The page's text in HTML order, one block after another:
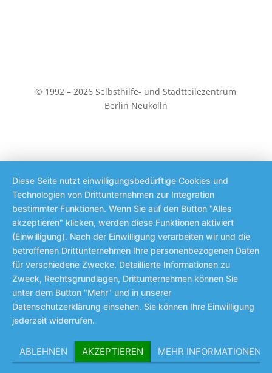
© 1992 – 2026 Selbsthilfe- und Stadtteilezentrum
Berlin Neukölln
Diese Seite nutzt einwilligungsbedürftige Cookies und
Technologien von Drittunternehmen zur Integration
bestimmter Funktionen. Wenn Sie auf den Button "Alles
akzeptieren" klicken, werden diese Funktionen aktiviert
(Einwilligung). Nach der Einwilligung verarbeiten wir und die
betroffenen Drittunternehmen Ihre personenbezogenen Daten
für verschiedene Zwecke. Detaillierte Informationen zu
Zweck, Rechtsgrundlagen, Drittunternehmen können Sie
unter dem Button "Mehr" und in unserer
Datenschutzerklärung einsehen. Sie können Ihre Einwilligung
jederzeit widerrufen.
ABLEHNEN AKZEPTIEREN MEHR INFORMATIONEN